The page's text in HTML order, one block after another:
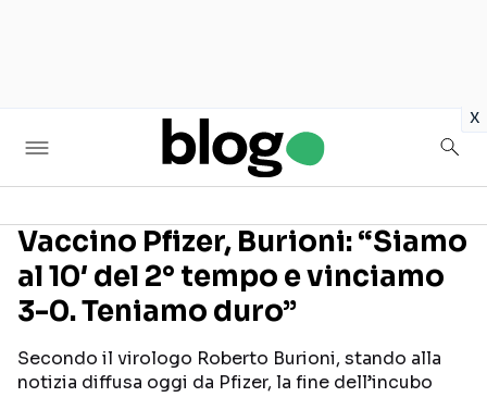
x
Seguici sui social
Vaccino Pfizer, Burioni: “Siamo
al 10′ del 2° tempo e vinciamo
3-0. Teniamo duro”
Secondo il virologo Roberto Burioni, stando alla
notizia diffusa oggi da Pfizer, la fine dell’incubo